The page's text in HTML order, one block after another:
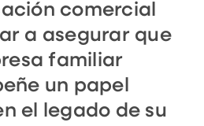
comercial
a asegurar que
familiar
un papel
el legado de su